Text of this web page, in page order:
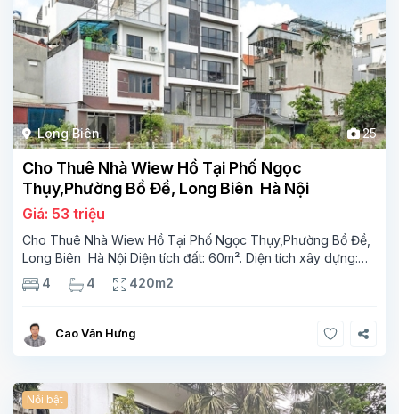
Long Biên 25
Cho Thuê Nhà Wiew Hồ Tại Phố Ngọc
Thụy,Phường Bồ Đề, Long Biên Hà Nội
Giá: 53 triệu
Cho Thuê Nhà Wiew Hồ Tại Phố Ngọc Thụy,Phường Bồ Đề,
Long Biên Hà Nội Diện tích đất: 60m². Diện tích xây dựng:
60m² x 7 tầng, 4 phòng ngủ,4 phòng tắm Tầng 1 Gara Tầng
2 phong khách Tầng 3-1 phòng ngủ, 1 phòng
4 4 420m2
Cao Văn Hưng
Nổi bật